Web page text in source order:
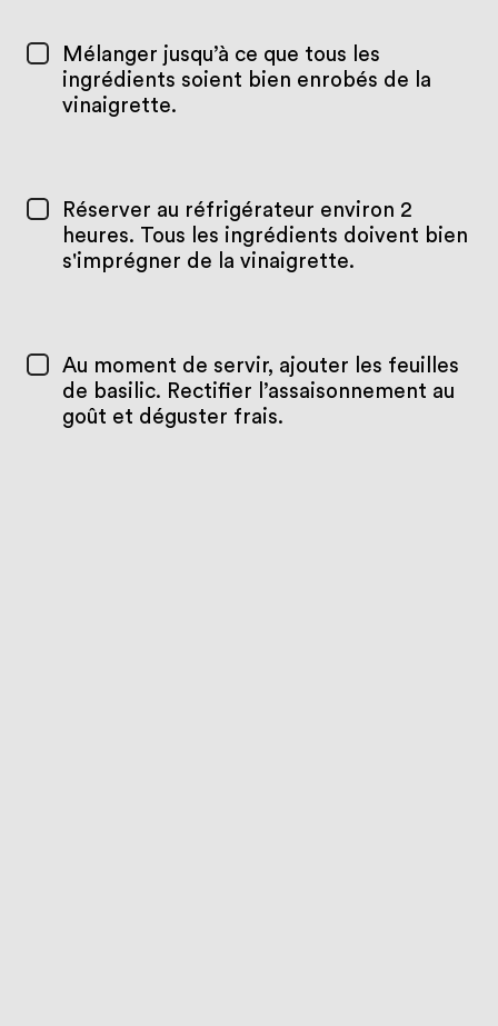
Mélanger jusqu’à ce que tous les
ingrédients soient bien enrobés de la
vinaigrette.
Réserver au réfrigérateur environ 2
heures. Tous les ingrédients doivent bien
s'imprégner de la vinaigrette.
Au moment de servir, ajouter les feuilles
de basilic. Rectifier l’assaisonnement au
goût et déguster frais.